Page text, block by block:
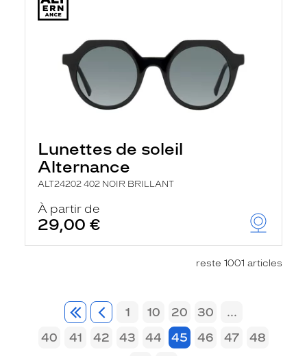
Lunettes de soleil
Alternance
ALT24202 402 NOIR BRILLANT
À partir de
29,00 €
reste 1001 articles
1 10 20 30
...
40
41 42 43 44 45 46 47
48